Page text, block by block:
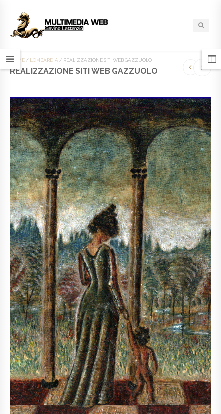
HOME / LOMBARDIA / REALIZZAZIONE SITI WEB GAZZUOLO
REALIZZAZIONE SITI WEB GAZZUOLO